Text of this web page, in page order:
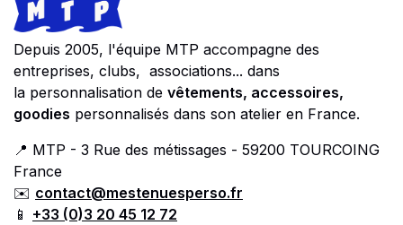
Depuis 2005, l'équipe MTP accompagne des
entreprises, clubs, associations... dans
la personnalisation de vêtements, accessoires,
goodies personnalisés dans son atelier en France.
📍 MTP - 3 Rue des métissages - 59200 TOURCOING
France
✉️ contact@mestenuesperso.fr
📱 +33 (0)3 20 45 12 72